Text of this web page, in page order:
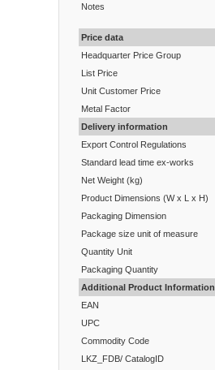
Notes
Price data
Headquarter Price Group
List Price
Unit Customer Price
Metal Factor
Delivery information
Export Control Regulations
Standard lead time ex-works
Net Weight (kg)
Product Dimensions (W x L x H)
Packaging Dimension
Package size unit of measure
Quantity Unit
Packaging Quantity
Additional Product Information
EAN
UPC
Commodity Code
LKZ_FDB/ CatalogID